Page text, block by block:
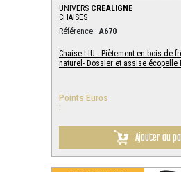
UNIVERS CREALIGNE
CHAISES
Référence :A670
Chaise LIU - Piètement en bois de
naturel- Dossier et assise écopelle
Points Euros
:
Ajouter au